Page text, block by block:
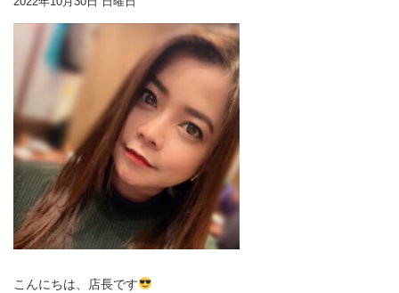
こんにちは、店長です